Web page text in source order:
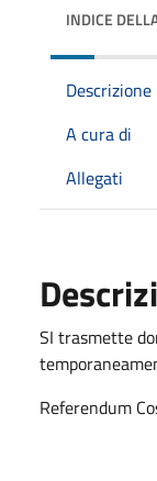
INDICE
Descrizione
A cura di
Allegati
SI trasmette
Referendum